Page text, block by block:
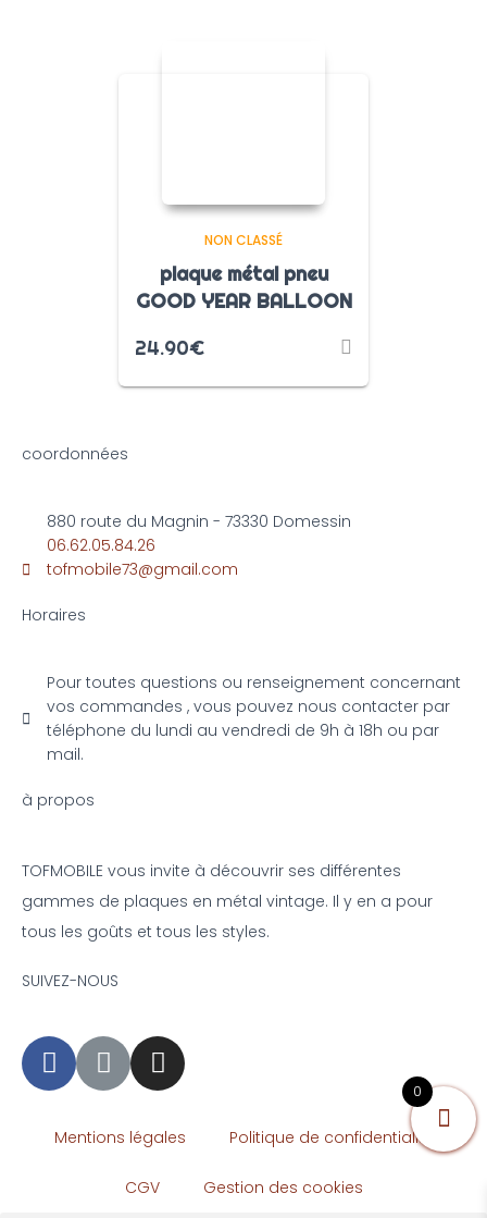
NON CLASSÉ
plaque métal pneu
GOOD YEAR BALLOON
24.90€
coordonnées
880 route du Magnin - 73330 Domessin
06.62.05.84.26
tofmobile73@gmail.com
Horaires
Pour toutes questions ou renseignement concernant
vos commandes , vous pouvez nous contacter par
téléphone du lundi au vendredi de 9h à 18h ou par
mail.
à propos
TOFMOBILE vous invite à découvrir ses différentes
gammes de plaques en métal vintage. Il y en a pour
tous les goûts et tous les styles.
SUIVEZ-NOUS
Mentions légales Politique de confidentialité
CGV Gestion des cookies
0